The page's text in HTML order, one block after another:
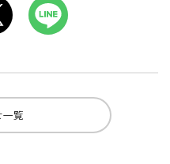
一覧